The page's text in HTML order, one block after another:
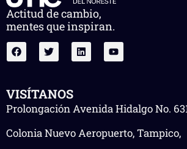
Actitud de cambio,
mentes que inspiran.
VISÍTANOS
Prolongación Avenida Hidalgo No.
Colonia Nuevo Aeropuerto, Tampico,